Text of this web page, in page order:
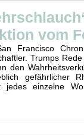
vom
Francisco
Trumps
den
gefährlicher
jedes einzelne